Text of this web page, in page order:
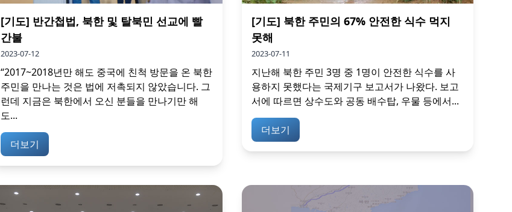
[기도] 반간첩법, 북한 및 탈북민 선교에 빨
간불
2023-07-12
“2017~2018년만 해도 중국에 친척 방문을 온 북한
주민을 만나는 것은 법에 저촉되지 않았습니다. 그
런데 지금은 북한에서 오신 분들을 만나기만 해
도...
더보기
[기도] 북한 주민의 67% 안전한 식수 먹지
못해
2023-07-11
지난해 북한 주민 3명 중 1명이 안전한 식수를 사
용하지 못했다는 국제기구 보고서가 나왔다. 보고
서에 따르면 상수도와 공동 배수탑, 우물 등에서...
더보기